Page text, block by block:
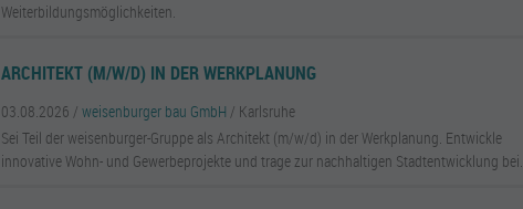
Weiterbildungsmöglichkeiten.
ARCHITEKT (M/W/D) IN DER WERKPLANUNG
03.08.2026 /weisenburger bau GmbH / Karlsruhe
Sei Teil der weisenburger-Gruppe als Architekt (m/w/d) in der Werkplanung. Entwickle
innovative Wohn- und Gewerbeprojekte und trage zur nachhaltigen Stadtentwicklung bei.